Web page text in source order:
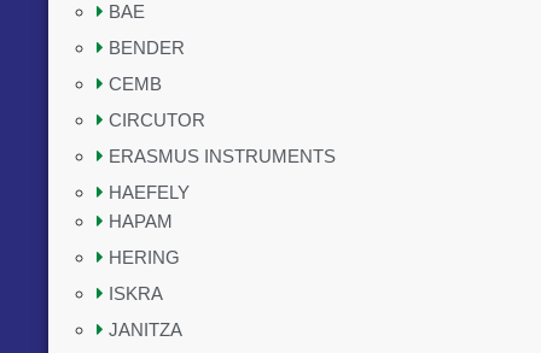
BAE
BENDER
CEMB
CIRCUTOR
ERASMUS INSTRUMENTS
HAEFELY
HAPAM
HERING
ISKRA
JANITZA